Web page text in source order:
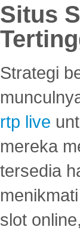
Situs
Strategi
rtp live
mereka
tersedia
slot